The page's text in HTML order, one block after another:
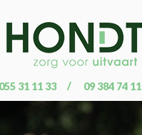
055 31 11 33 09 384 74 11